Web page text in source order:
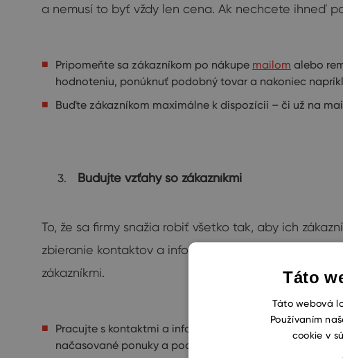
a nemusí to byť vždy len cena. Ak nechcete ihneď
Pripomeňte sa zákazníkom po nákupe mailom alebo
hodnoteniu, ponúknuť podobný tovar a nakoniec
Buďte zákazníkom maximálne k dispozícii – či už na
Budujte vzťahy so zákazníkmi
To, že sa firmy snažia robiť všetko tak, aby ich
zbieranie kontaktov a informácií o zákazníkoch.
zákazníkmi.
Pracujte s kontaktmi a informáciami o zákazníkoch – s
načasované ponuky a podobne
Táto
Táto webová
Používaním
cookie v